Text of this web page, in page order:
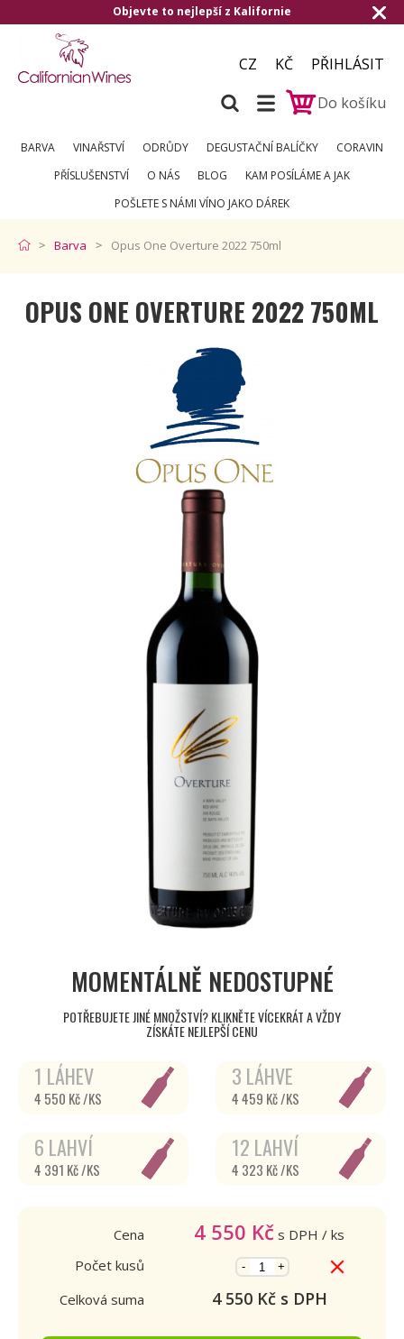
to nejlepší z Kalifornie Doručení
CZ KČ
PŘIHLÁSIT
Do košíku
BARVA VINAŘSTVÍ ODRŮDY DEGUSTAČNÍ BALÍČKY
CORAVIN
PŘÍSLUŠENSTVÍ
O NÁS BLOG
KAM POSÍLÁME A JAK
POŠLETE S NÁMI VÍNO JAKO DÁREK
Barva Opus One Overture 2022 750ml
OPUS ONE OVERTURE 2022 750ML
MOMENTÁLNĚ NEDOSTUPNÉ
POTŘEBUJETE JINÉ MNOŽSTVÍ? KLIKNĚTE VÍCEKRÁT A VŽDY
ZÍSKÁTE NEJLEPŠÍ CENU
1 LÁHEV
4 550 Kč /KS
3 LÁHVE
4 459 Kč /KS
6 LAHVÍ
4 391 Kč /KS
12 LAHVÍ
4 323 Kč /KS
Cena 4 550 Kč s DPH / ks
Počet kusů
- +
Celková suma 4 550Kč s DPH